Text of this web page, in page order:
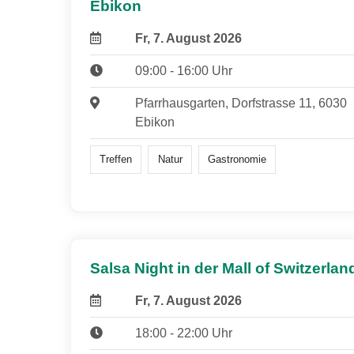
Ebikon
Fr, 7. August 2026
09:00 - 16:00 Uhr
Pfarrhausgarten, Dorfstrasse 11, 6030
Ebikon
Treffen Natur Gastronomie
Salsa Night in der Mall of
Fr, 7. August 2026
18:00 - 22:00 Uhr